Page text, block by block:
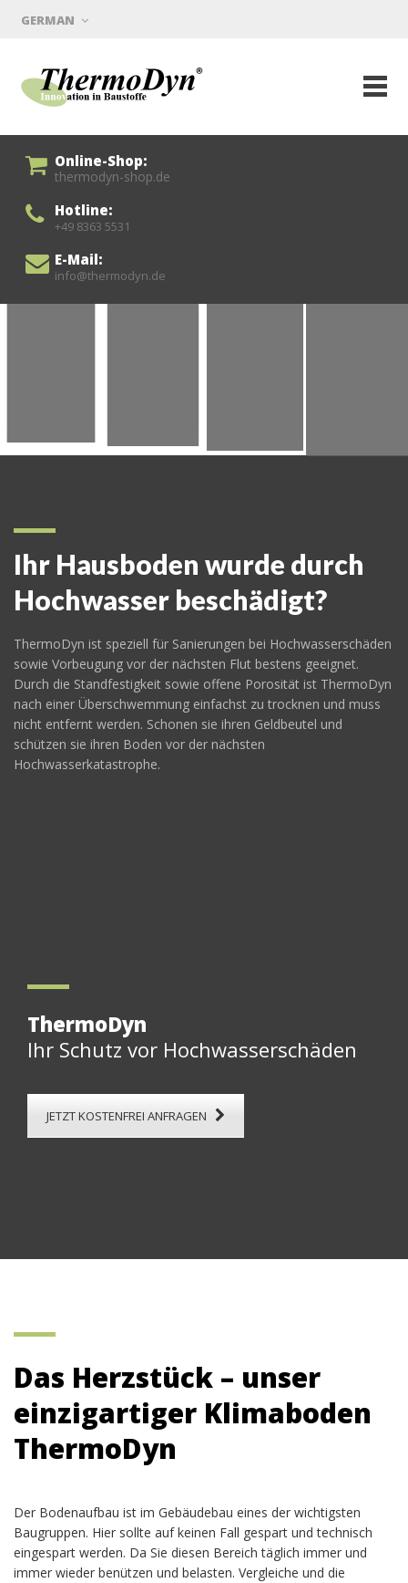
GERMAN
Online-Shop:
thermodyn-shop.de
Hotline:
+49 8363 5531
E-Mail:
info@thermodyn.de
Ihr Hausboden wurde durch
Hochwasser beschädigt?
ThermoDyn ist speziell für Sanierungen bei Hochwasserschäden
sowie Vorbeugung vor der nächsten Flut bestens geeignet.
Durch die Standfestigkeit sowie offene Porosität ist ThermoDyn
nach einer Überschwemmung einfachst zu trocknen und muss
nicht entfernt werden. Schonen sie ihren Geldbeutel und
schützen sie ihren Boden vor der nächsten
Hochwasserkatastrophe.
ThermoDyn
Ihr Schutz vor Hochwasserschäden
JETZT KOSTENFREI ANFRAGEN
Das Herzstück – unser
einzigartiger Klimaboden
ThermoDyn
Der Bodenaufbau ist im Gebäudebau eines der wichtigsten
Baugruppen. Hier sollte auf keinen Fall gespart und technisch
eingespart werden. Da Sie diesen Bereich täglich immer und
immer wieder benützen und belasten. Vergleiche und die